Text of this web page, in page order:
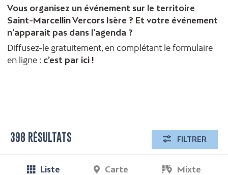
Vous organisez un événement sur le territoire
Saint-Marcellin Vercors Isère ? Et votre événement
n’apparait pas dans l’agenda ?
Diffusez-le gratuitement, en complétant le formulaire
en ligne : c’est par ici !
398 RÉSULTATS FILTRER
Liste Carte Mixte